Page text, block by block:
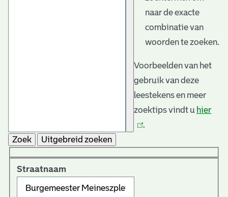
naar de exacte
combinatie van
woorden te zoeken.
Voorbeelden van het
gebruik van deze
leestekens en meer
zoektips vindt u hier
.
Zoek
Uitgebreid zoeken
Straatnaam